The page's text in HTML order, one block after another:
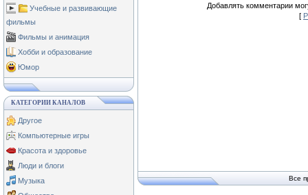
Учебные и развивающие
фильмы
Фильмы и анимация
Хобби и образование
Юмор
КАТЕГОРИИ КАНАЛОВ
Другое
Компьютерные игры
Красота и здоровье
Люди и блоги
Музыка
Добавлять комментарии
[
Все